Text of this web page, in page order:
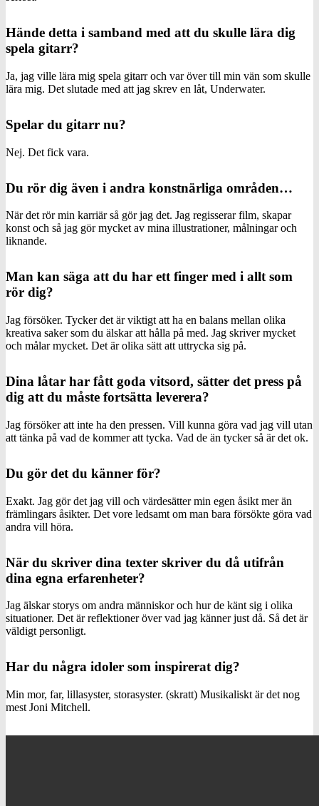
Hände detta i samband med att du skulle lära dig
spela gitarr?
Ja, jag ville lära mig spela gitarr och var över till min vän som skulle
lära mig. Det slutade med att jag skrev en låt, Underwater.
Spelar du gitarr nu?
Nej. Det fick vara.
Du rör dig även i andra konstnärliga områden…
När det rör min karriär så gör jag det. Jag regisserar film, skapar
konst och så jag gör mycket av mina illustrationer, målningar och
liknande.
Man kan säga att du har ett finger med i allt som
rör dig?
Jag försöker. Tycker det är viktigt att ha en balans mellan olika
kreativa saker som du älskar att hålla på med. Jag skriver mycket
och målar mycket. Det är olika sätt att uttrycka sig på.
Dina låtar har fått goda vitsord, sätter det press på
dig att du måste fortsätta leverera?
Jag försöker att inte ha den pressen. Vill kunna göra vad jag vill utan
att tänka på vad de kommer att tycka. Vad de än tycker så är det ok.
Du gör det du känner för?
Exakt. Jag gör det jag vill och värdesätter min egen åsikt mer än
främlingars åsikter. Det vore ledsamt om man bara försökte göra vad
andra vill höra.
När du skriver dina texter skriver du då utifrån
dina egna erfarenheter?
Jag älskar storys om andra människor och hur de känt sig i olika
situationer. Det är reflektioner över vad jag känner just då. Så det är
väldigt personligt.
Har du några idoler som inspirerat dig?
Min mor, far, lillasyster, storasyster. (skratt) Musikaliskt är det nog
mest Joni Mitchell.